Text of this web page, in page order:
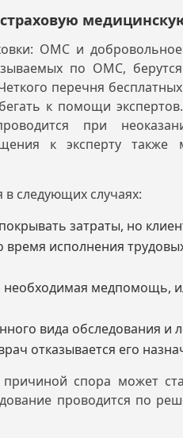
ОМС и
по ОМС,
перечня бесплатных
к помощи
при
к эксперту также
следующих случаях:
затраты, но
время исполнения
необходимая медпомощь,
вида обследования и
отказывается его
спора может
проводится по